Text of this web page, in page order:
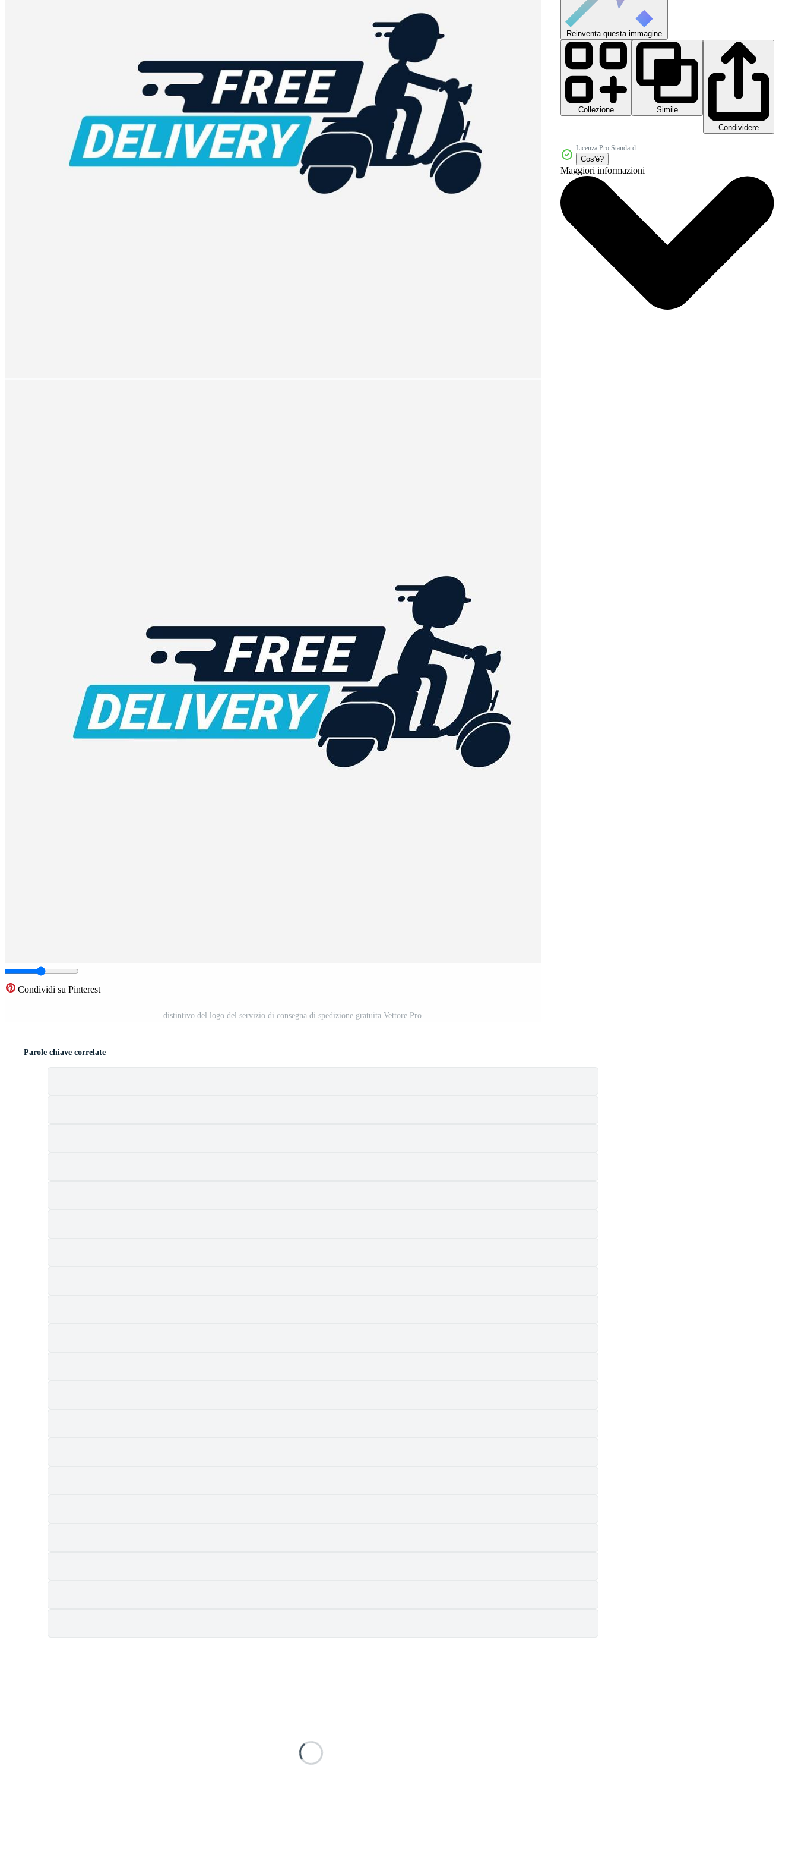
Condividi su Pinterest
distintivo del logo del servizio di consegna di spedizione gratuita Vettore Pro
Reinventa questa immagine
Collezione
Simile
Condividere
Licenza Pro Standard
Cos'è?
Maggiori informazioni
Parole chiave correlate